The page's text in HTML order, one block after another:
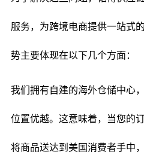
服务，为跨境电商提供一站式
势主要体现在以下几个方面：
我们拥有自建的海外仓储中心
位置优越。这意味着，当您的
将商品送达到美国消费者手中